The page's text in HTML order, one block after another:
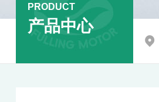
PRODUCT
产品中心